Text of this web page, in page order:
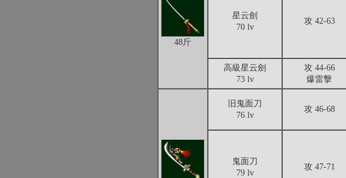
48斤
星云劍
70 lv
攻 42-63
高級星云劍
73 lv
攻 44-66
爆雷擊
旧鬼面刀
76 lv
攻 46-68
鬼面刀
79 lv
攻 47-71